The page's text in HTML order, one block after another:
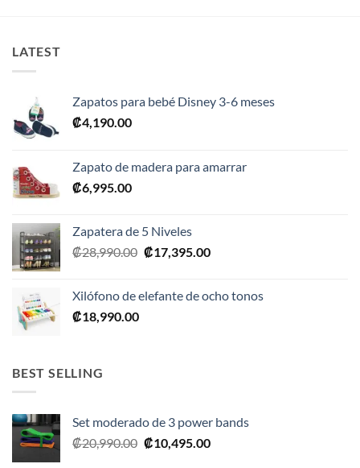
LATEST
Zapatos para bebé Disney 3-6 meses
₡4,190.00
Zapato de madera para amarrar
₡6,995.00
Zapatera de 5 Niveles
₡28,990.00 El
era:
₡17,395.00El
es:
Xilófono de elefante de ocho tonos
₡18,990.00
BEST SELLING
Set moderado de 3 power bands
₡20,990.00 El
₡10,495.00El